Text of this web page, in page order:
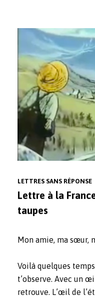
LETTRES SANS RÉPONSE
Lettre à la
taupes
Mon amie, ma sœur,
Voilà quelques
t’observe. Avec un
retrouve. L’œil de